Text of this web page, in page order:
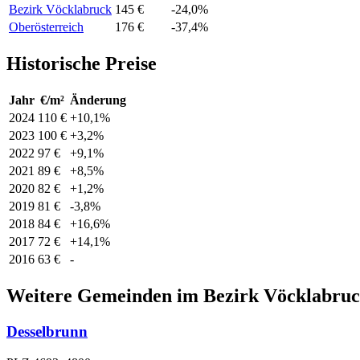
Bezirk Vöcklabruck 145 €
-24,0%
Oberösterreich
176 € -37,4%
Historische Preise
Jahr €/m² Änderung
2024 110 € +10,1%
2023 100 € +3,2%
2022 97 €
+9,1%
2021 89 €
+8,5%
2020 82 €
+1,2%
2019 81 €
-3,8%
2018 84 €
+16,6%
2017 72 €
+14,1%
2016 63 € -
Weitere Gemeinden im Bezirk
Desselbrunn